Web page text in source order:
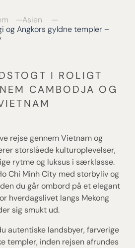
Asien
og Angkors gyldne templer –
I ROLIGT
CAMBODJA OG
rejse gennem Vietnam og
storslåede kulturoplevelser,
rytme og luksus i særklasse.
Chi Minh City med storbyliv og
du går ombord på et elegant
hverdagslivet langs Mekong
sig smukt ud.
autentiske landsbyer, farverige
templer, inden rejsen afrundes